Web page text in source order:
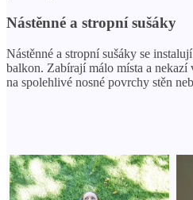
Nástěnné a stropní sušáky
Nástěnné a stropní sušáky se
balkon. Zabírají málo místa a nekazí
na spolehlivé nosné povrchy stěn